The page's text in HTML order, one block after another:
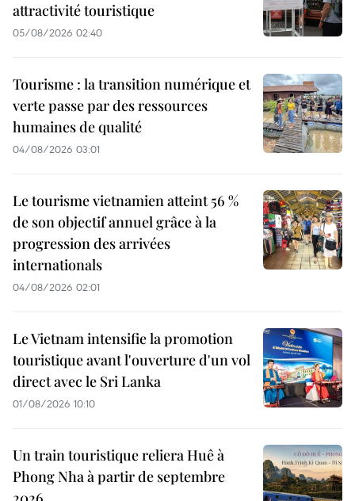
attractivité touristique
05/08/2026 02:40
Tourisme : la transition numérique et
verte passe par des ressources
humaines de qualité
04/08/2026 03:01
Le tourisme vietnamien atteint 56 %
de son objectif annuel grâce à la
progression des arrivées
internationals
04/08/2026 02:01
Le Vietnam intensifie la promotion
touristique avant l'ouverture d'un vol
direct avec le Sri Lanka
01/08/2026 10:10
Un train touristique reliera Huê à
Phong Nha à partir de septembre